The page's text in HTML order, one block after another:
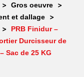
> Gros oeuvre >
et dallage >
>
PRB Finidur –
Durcisseur de
Sac de 25 KG